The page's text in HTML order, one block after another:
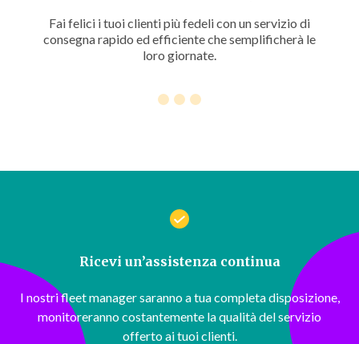
Fai felici i tuoi clienti più fedeli con un servizio di
consegna rapido ed efficiente che semplificherà le
loro giornate.
Ricevi un’assistenza continua
I nostri fleet manager saranno a tua completa disposizione,
monitoreranno costantemente la qualità del servizio
offerto ai tuoi clienti.